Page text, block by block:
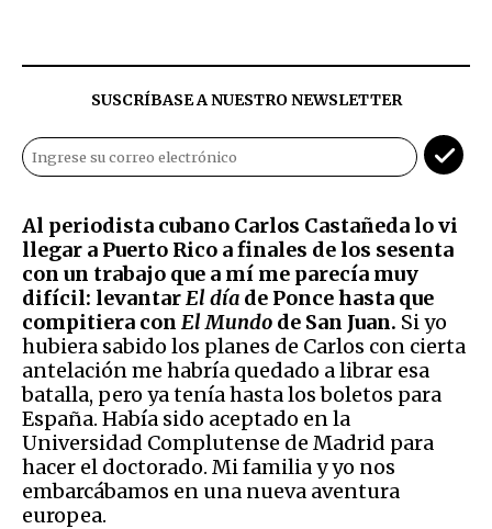
SUSCRÍBASE A NUESTRO NEWSLETTER
Al periodista cubano Carlos Castañeda lo vi
llegar a Puerto Rico a finales de los sesenta
con un trabajo que a mí me parecía muy
difícil: levantarEl día de Ponce hasta que
compitiera con El Mundo de San Juan. Si yo
hubiera sabido los planes de Carlos con cierta
antelación me habría quedado a librar esa
batalla, pero ya tenía hasta los boletos para
España. Había sido aceptado en la
Universidad Complutense de Madrid para
hacer el doctorado. Mi familia y yo nos
embarcábamos en una nueva aventura
europea.